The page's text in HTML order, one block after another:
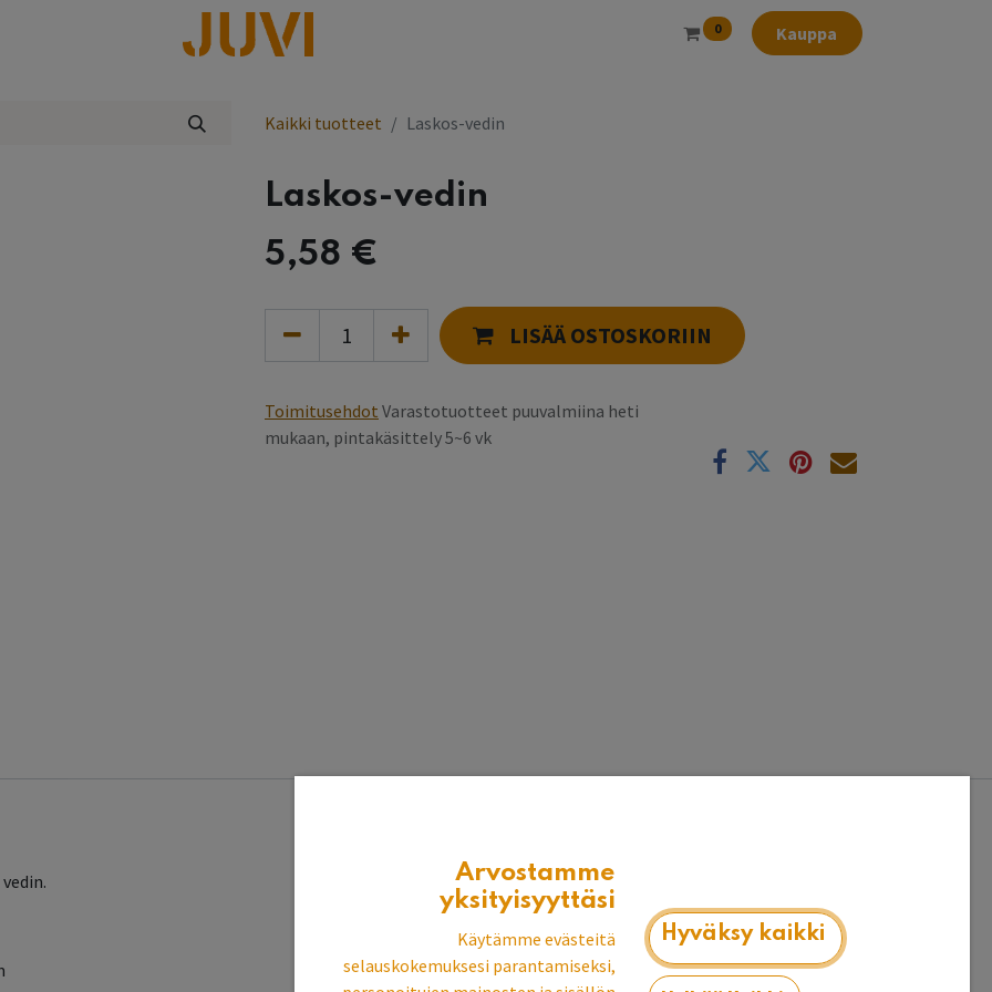
0 Kauppa
Kaikki tuotteet Laskos-vedin
Laskos-vedin
5,58 €
LISÄÄ OSTOSKORIIN
Toimitusehdot Varastotuotteet puuvalmiina heti
mukaan, pintakäsittely 5~6 vk
Arvostamme
yksityisyyttäsi
Käytämme evästeitä
selauskokemuksesi parantamiseksi,
Hyväksy kaikki